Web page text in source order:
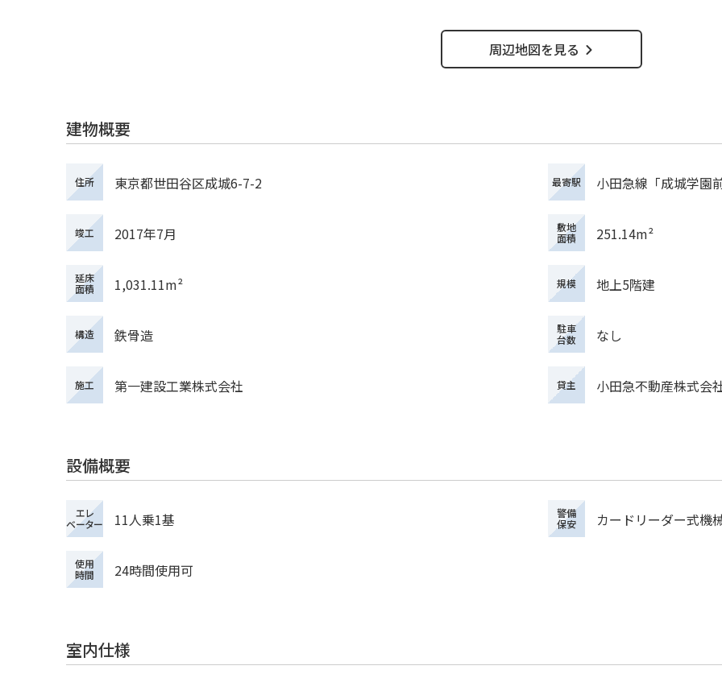
周辺地図を見る
建物概要
住所 東京都世田谷区成城6-7-2 最寄駅 小田急線「成城学園
竣工 2017年7月
敷地
面積
251.14m²
延床
面積
1,031.11m² 規模 地上5階建
構造 鉄骨造
駐車
台数
なし
施工 第一建設工業株式会社 貸主 小田急不動産株式会
設備概要
エレ
ベーター
11人乗1基
警備
保安
カードリーダー式機
使用
時間
24時間使用可
室内仕様